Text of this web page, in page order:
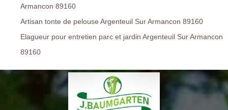
Armancon 89160
Artisan tonte de pelouse Argenteuil Sur Armancon 89160
Elagueur pour entretien parc et jardin Argenteuil Sur Armancon
89160